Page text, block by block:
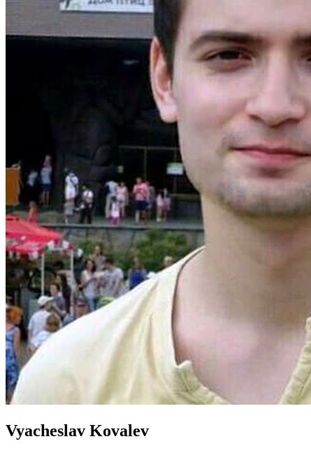
Vyacheslav Kovalev